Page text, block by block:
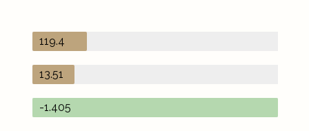
119.4
13.51
-1.405